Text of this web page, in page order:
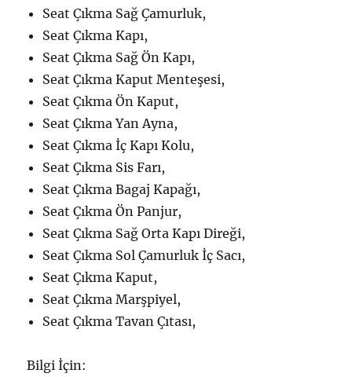
Seat Çıkma Sağ Çamurluk,
Seat Çıkma Kapı,
Seat Çıkma Sağ Ön Kapı,
Seat Çıkma Kaput Menteşesi,
Seat Çıkma Ön Kaput,
Seat Çıkma Yan Ayna,
Seat Çıkma İç Kapı Kolu,
Seat Çıkma Sis Farı,
Seat Çıkma Bagaj Kapağı,
Seat Çıkma Ön Panjur,
Seat Çıkma Sağ Orta Kapı Direği,
Seat Çıkma Sol Çamurluk İç Sacı,
Seat Çıkma Kaput,
Seat Çıkma Marşpiyel,
Seat Çıkma Tavan Çıtası,
Bilgi İçin: